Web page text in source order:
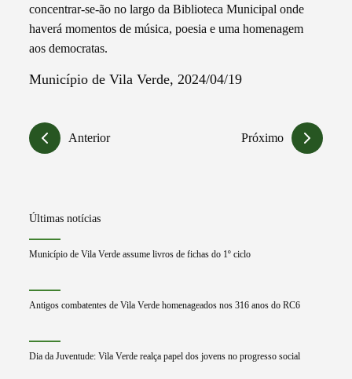
concentrar-se-ão no largo da Biblioteca Municipal onde
haverá momentos de música, poesia e uma homenagem
aos democratas.
Município de Vila Verde, 2024/04/19
Anterior Próximo
Últimas notícias
Município de Vila Verde assume livros de fichas do 1º ciclo
Antigos combatentes de Vila Verde homenageados nos 316 anos do RC6
Dia da Juventude: Vila Verde realça papel dos jovens no progresso social